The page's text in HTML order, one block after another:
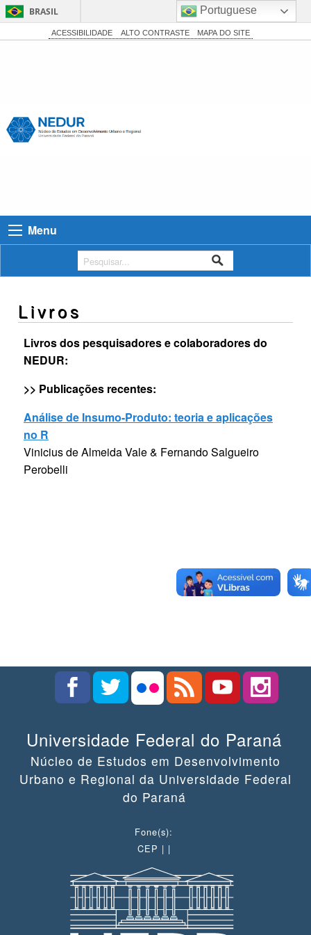
BRASIL
Simplifique!
ACESSIBILIDADE ALTO CONTRASTE MAPA DO SITE
Menu
Livros
Livros dos pesquisadores e colaboradores do
NEDUR:
>> Publicações recentes:
Análise de Insumo-Produto: teoria e aplicações
no R
Vinicius de Almeida Vale & Fernando Salgueiro
Perobelli
Universidade Federal do Paraná
Núcleo de Estudos em Desenvolvimento
Urbano e Regional da Universidade Federal
do Paraná
Fone(s):
CEP | |
Portuguese